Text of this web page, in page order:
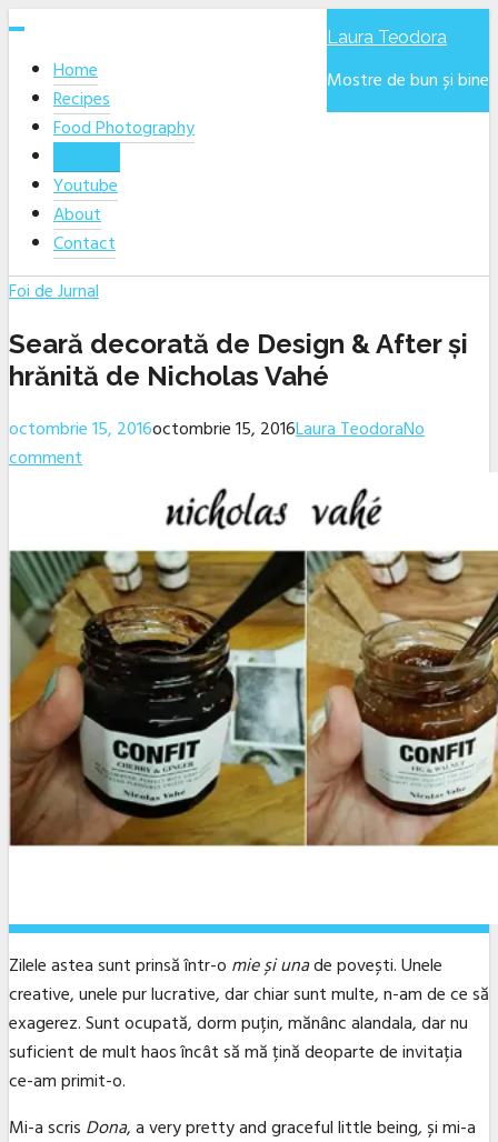
Skip
content
Laura Teodora
Mostre de bun și bine
Home
Recipes
Food Photography
Youtube
About
Contact
Foi de Jurnal
Seară decorată de Design & After și
hrănită de Nicholas Vahé
octombrie 15, 2016octombrie 15, 2016Laura TeodoraNo
comment
Zilele astea sunt prinsă într-o mie și unade povești. Unele
creative, unele pur lucrative, dar chiar sunt multe, n-am de ce să
exagerez. Sunt ocupată, dorm puțin, mănânc alandala, dar nu
suficient de mult haos încât să mă țină deoparte de invitația
ce-am primit-o.
Mi-a scris Dona, a very pretty and graceful little being,și mi-a